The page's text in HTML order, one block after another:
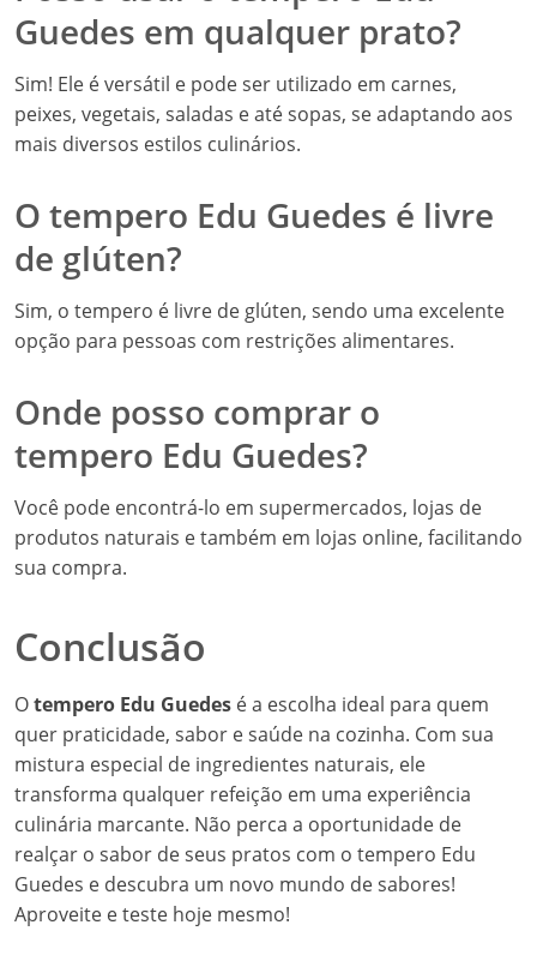
Guedes em qualquer prato?
Sim! Ele é versátil e pode ser utilizado em carnes,
peixes, vegetais, saladas e até sopas, se adaptando aos
mais diversos estilos culinários.
O tempero Edu Guedes é livre
de glúten?
Sim, o tempero é livre de glúten, sendo uma excelente
opção para pessoas com restrições alimentares.
Onde posso comprar o
tempero Edu Guedes?
Você pode encontrá-lo em supermercados, lojas de
produtos naturais e também em lojas online, facilitando
sua compra.
Conclusão
Otempero Edu Guedes é a escolha ideal para quem
quer praticidade, sabor e saúde na cozinha. Com sua
mistura especial de ingredientes naturais, ele
transforma qualquer refeição em uma experiência
culinária marcante. Não perca a oportunidade de
realçar o sabor de seus pratos com o tempero Edu
Guedes e descubra um novo mundo de sabores!
Aproveite e teste hoje mesmo!